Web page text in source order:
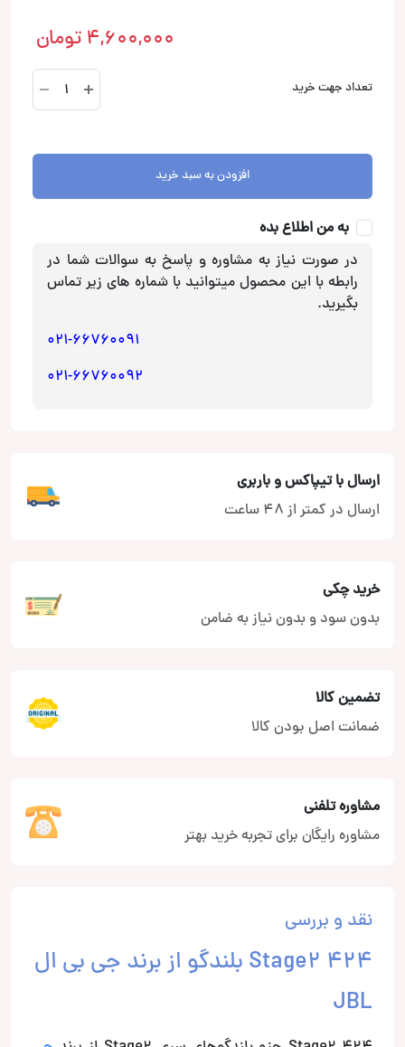
4,600,000 تومان
تعداد جهت خرید
Stage2
424
افزودن به سبد خرید
به من اطلاع بده
در صورت نیاز به مشاوره و پاسخ به سوالات شما در
رابطه با این محصول میتوانید با شماره های زیر تماس
بگیرید.
021-66760091
021-66760092
ارسال با تیپاکس و باربری
ارسال در کمتر از 48 ساعت
خرید چکی
بدون سود و بدون نیاز به ضامن
تضمین کالا
ضمانت اصل بودن کالا
مشاوره تلفنی
مشاوره رایگان برای تجربه خرید بهتر
نقد و بررسی
Stage2 424 بلندگو از برند جی بی ال
JBL